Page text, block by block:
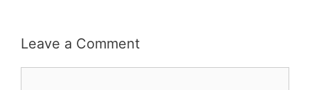
Leave a Comment